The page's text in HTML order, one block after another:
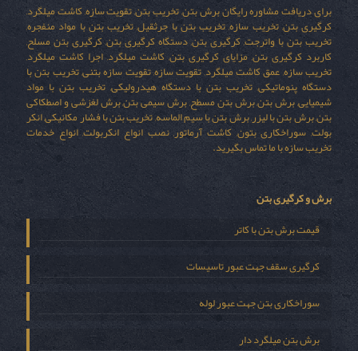
برای دریافت مشاوره رایگان برش بتن, تخریب بتن, تقویت سازه, کاشت میلگرد,
کرگیری بتن, تخریب سازه, تخریب بتن با جرثقیل, تخریب بتن با مواد منفجره,
تخریب بتن با واترجت, کرگیری بتن, دستگاه کرگیری بتن, کرگیری بتن مسلح,
کاربرد کرگیری بتن, مزایای کرگیری بتن, کاشت میلگرد, اجرا کاشت میلگرد,
تخریب سازه, عمق کاشت میلگرد, تقویت سازه, تقویت سازه بتنی, تخریب بتن با
دستگاه پنوماتیکی, تخریب بتن با دستگاه هیدرولیکی, تخریب بتن با مواد
شیمیایی, برش بتن, برش بتن مسطح, برش سیمی بتن, برش لغزشی و اصطکاکی
بتن, برش بتن با لیزر, برش بتن با سیم الماسه, تخریب بتن با فشار مکانیکی, انکر
بولت, سوراخکاری بتون, کاشت آرماتور, نصب انواع انکربولت, انواع خدمات
تخریب سازه با ما تماس بگیرید.
برش و کرگیری بتن
قیمت برش بتن با کاتر
کرگیری سقف جهت عبور تاسیسات
سوراخکاری بتن جهت عبور لوله
برش بتن میلگرد دار